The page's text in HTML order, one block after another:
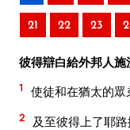
21 22 23
彼得辯白給外邦人施
1 使徒和在猶太的眾
2 及至彼得上了耶